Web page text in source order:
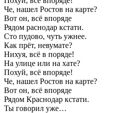
Че, нашел Ростов на карте?
Вот он, всё впоряде
Рядом раснодар кстати.
Сто пудово, чуть ужнее.
Как прёт, невумате?
Нихуя, всё в поряде!
На улице или на хате?
Похуй, всё впоряде!
Че, нашел Ростов на карте?
Вот он, всё впоряде
Рядом Краснодар кстати.
Ты говорил уже…